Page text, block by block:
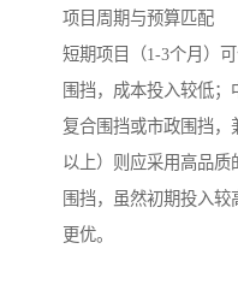
项目周期与预算匹配
短期项目（1-3个月）
围挡，成本投入较低；
复合围挡或市政围挡，
以上）则应采用高品
围挡，虽然初期投入
更优。